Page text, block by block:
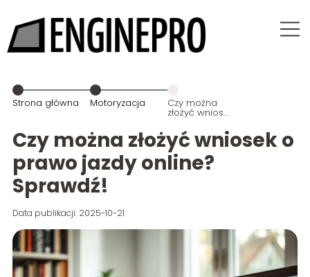
Strona główna Motoryzacja Czy można
złożyć wniosek
o prawo jazdy
online?
Sprawdź!
Czy można złożyć wniosek o
prawo jazdy online?
Sprawdź!
Data publikacji: 2025-10-21